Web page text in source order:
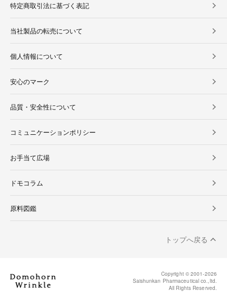
特定商取引法に基づく表記
当社製品の転売について
個人情報について
安心のマーク
品質・安全性について
コミュニケーションポリシー
お手当て広場
ドモコラム
原料図鑑
トップへ戻る
Copyright © 2001-2026
Saishunkan Pharmaceutical co.,ltd.
All Rights Reserved.